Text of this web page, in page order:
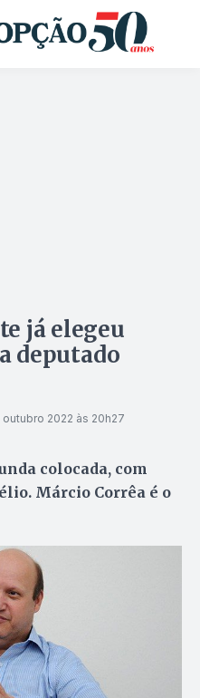
já elegeu
deputado
outubro 2022 às 20h27
colocada, com
Márcio Corrêa é o